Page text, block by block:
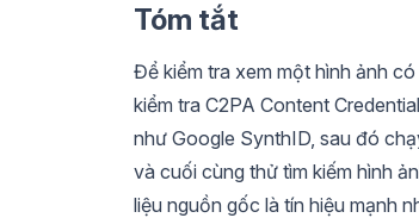
Tóm tắt
Để kiểm tra xem một hình ảnh
kiểm tra C2PA Content
như Google SynthID, sau đó
và cuối cùng thử tìm kiếm hình
liệu nguồn gốc là tín hiệu mạnh